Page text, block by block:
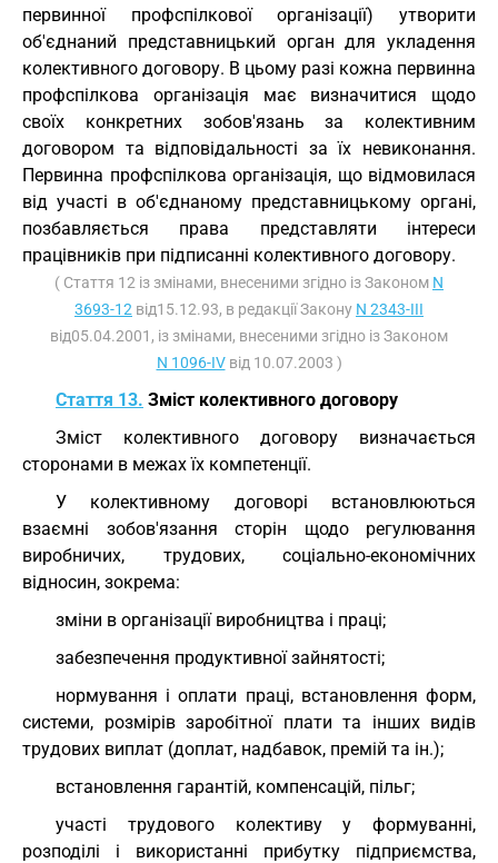
первинної профспілкової організації) утворити
об'єднаний представницький орган для укладення
колективного договору. В цьому разі кожна первинна
профспілкова організація має визначитися щодо
своїх конкретних зобов'язань за колективним
договором та відповідальності за їх невиконання.
Первинна профспілкова організація, що відмовилася
від участі в об'єднаному представницькому органі,
позбавляється права представляти інтереси
працівників при підписанні колективного договору.
( Стаття 12 із змінами, внесеними згідно із Законом N
3693-12 від15.12.93, в редакції Закону N 2343-III
від05.04.2001, із змінами, внесеними згідно із Законом
N 1096-IVвід 10.07.2003 )
Стаття 13. Зміст колективного договору
Зміст колективного договору визначається
сторонами в межах їх компетенції.
У колективному договорі встановлюються
взаємні зобов'язання сторін щодо регулювання
виробничих, трудових, соціально-економічних
відносин, зокрема:
зміни в організації виробництва і праці;
забезпечення продуктивної зайнятості;
нормування і оплати праці, встановлення форм,
системи, розмірів заробітної плати та інших видів
трудових виплат (доплат, надбавок, премій та ін.);
встановлення гарантій, компенсацій, пільг;
участі трудового колективу у формуванні,
розподілі і використанні прибутку підприємства,